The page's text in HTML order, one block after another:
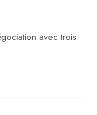
avec trois